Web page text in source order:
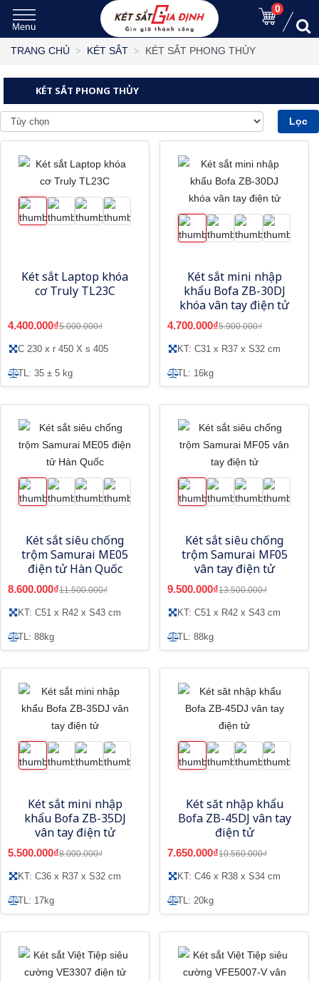
0
TRANG CHỦ KÉT SẮT KÉT SẮT PHONG THỦY
KÉT SẮT PHONG THỦY
Lọc
Két sắt Laptop khóa
cơ Truly TL23C
4.400.000₫5.000.000₫
C 230 x r 450 X s 405
TL: 35 ± 5 kg
Két sắt mini nhập
khẩu Bofa ZB-30DJ
khóa vân tay điện tử
4.700.000₫5.900.000₫
KT: C31 x R37 x S32 cm
TL: 16kg
Két sắt siêu chống
trộm Samurai ME05
điện tử Hàn Quốc
8.600.000₫11.500.000₫
KT: C51 x R42 x S43 cm
TL: 88kg
Két sắt siêu chống
trộm Samurai MF05
vân tay điện tử
9.500.000₫13.500.000₫
KT: C51 x R42 x S43 cm
TL: 88kg
Két sắt mini nhập
khẩu Bofa ZB-35DJ
vân tay điện tử
5.500.000₫8.000.000₫
KT: C36 x R37 x S32 cm
TL: 17kg
Két săt nhập khẩu
Bofa ZB-45DJ vân tay
điện tử
7.650.000₫10.560.000₫
KT: C46 x R38 x S34 cm
TL: 20kg